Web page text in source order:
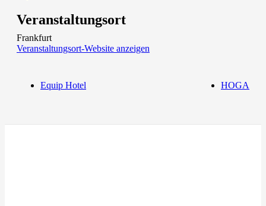
Veranstaltungsort
Frankfurt
Veranstaltungsort-Website anzeigen
Equip Hotel HOGA